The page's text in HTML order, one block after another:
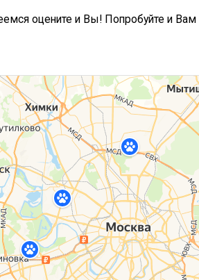
оцените и Вы! Попробуйте и